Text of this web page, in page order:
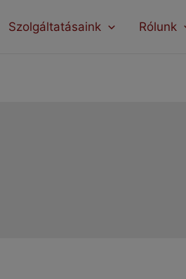
Szolgáltatásaink Rólunk